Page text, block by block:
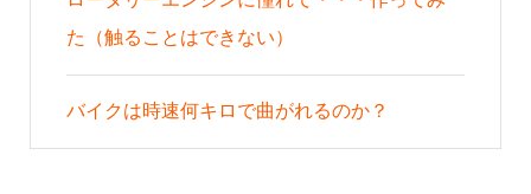
た（触ることはできない）
バイクは時速何キロで曲がれるのか？